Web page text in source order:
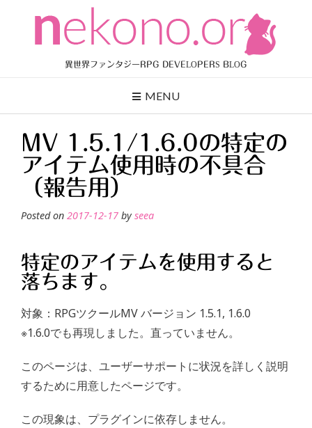
content
異世界ファンタジーRPG DEVELOPERS BLOG
MENU
MV 1.5.1/1.6.0の特定の
アイテム使用時の不具合
（報告用）
Posted on 2017-12-17 byseea
特定のアイテムを使用すると
落ちます。
対象：RPGツクールMV バージョン 1.5.1, 1.6.0
※1.6.0でも再現しました。直っていません。
このページは、ユーザーサポートに状況を詳しく説明
するために用意したページです。
この現象は、プラグインに依存しません。